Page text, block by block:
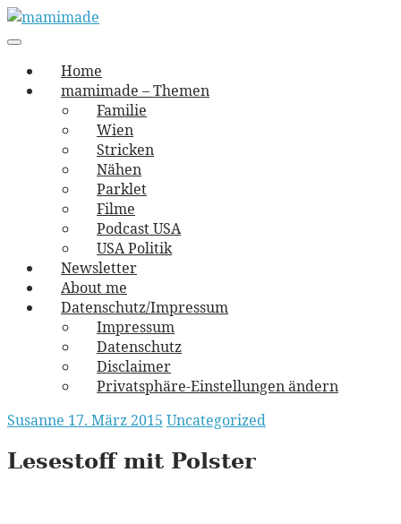
Skip
to
mamimade
vernäht und zugetextet
navigation
Menu
Home
mamimade – Themen
Familie
Wien
Stricken
Nähen
Parklet
Filme
Podcast USA
USA Politik
Newsletter
About me
Datenschutz/Impressum
Impressum
Datenschutz
Disclaimer
Privatsphäre-Einstellungen ändern
Susanne 17. März 2015 Uncategorized
Lesestoff mit Polster